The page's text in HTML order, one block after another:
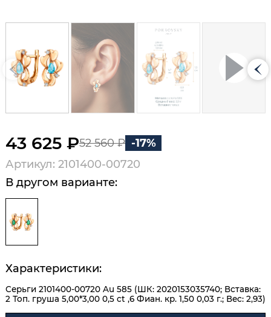
43 625 ₽52 560 ₽ -17%
Артикул: 2101400-00720
В другом варианте:
Характеристики:
Серьги 2101400-00720 Au 585 (ШК: 2020153035740; Вставка:
2 Топ. груша 5,00*3,00 0,5 ct ,6 Фиан. кр. 1,50 0,03 г.; Вес: 2,93)